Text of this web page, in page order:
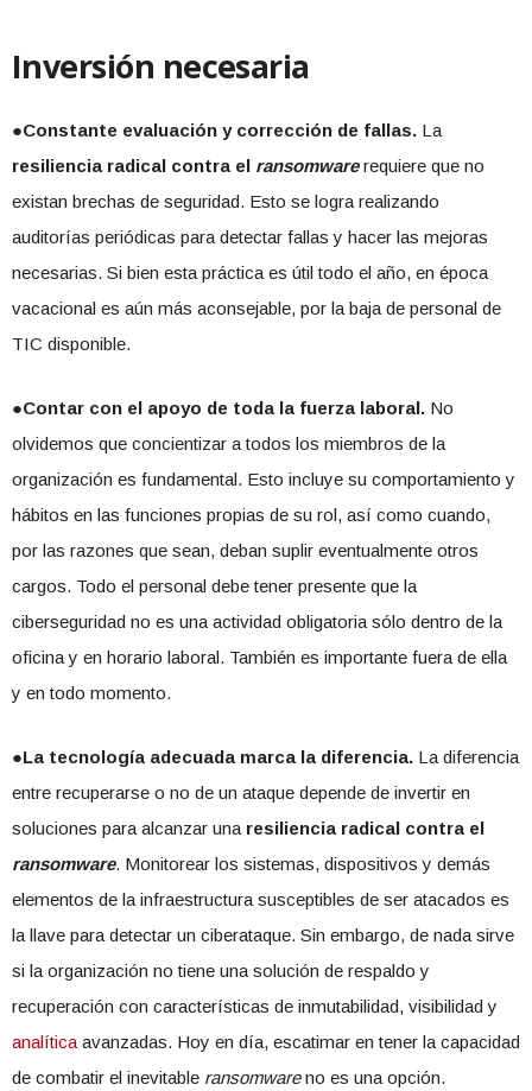
Inversión necesaria
●Constante evaluación y corrección de fallas. La
resiliencia radical contra el ransomwarerequiere que no
existan brechas de seguridad. Esto se logra realizando
auditorías periódicas para detectar fallas y hacer las mejoras
necesarias. Si bien esta práctica es útil todo el año, en época
vacacional es aún más aconsejable, por la baja de personal de
TIC disponible.
●Contar con el apoyo de toda la fuerza laboral. No
olvidemos que concientizar a todos los miembros de la
organización es fundamental. Esto incluye su comportamiento y
hábitos en las funciones propias de su rol, así como cuando,
por las razones que sean, deban suplir eventualmente otros
cargos. Todo el personal debe tener presente que la
ciberseguridad no es una actividad obligatoria sólo dentro de la
oficina y en horario laboral. También es importante fuera de ella
y en todo momento.
●La tecnología adecuada marca la diferencia. La diferencia
entre recuperarse o no de un ataque depende de invertir en
soluciones para alcanzar una resiliencia radical contra el
ransomware. Monitorear los sistemas, dispositivos y demás
elementos de la infraestructura susceptibles de ser atacados es
la llave para detectar un ciberataque. Sin embargo, de nada sirve
si la organización no tiene una solución de respaldo y
recuperación con características de inmutabilidad, visibilidad y
analítica avanzadas. Hoy en día, escatimar en tener la capacidad
de combatir el inevitable ransomwareno es una opción.